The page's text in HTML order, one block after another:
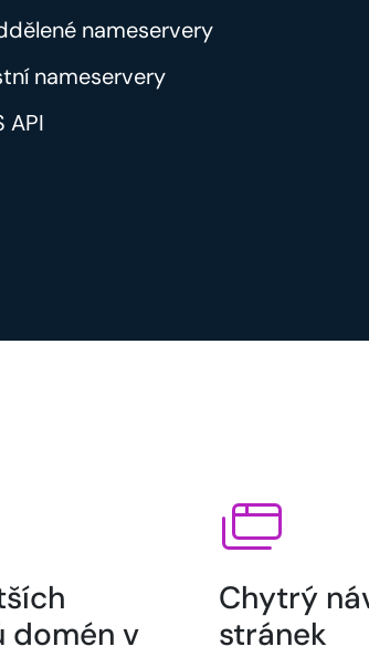
nameservery
nameservery
API
domén v
Chytrý
stránek